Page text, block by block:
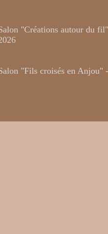
"Créations autour du
"Fils croisés en Anjou"